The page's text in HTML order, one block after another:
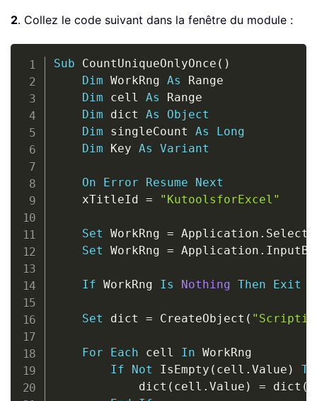
2. Collez le code suivant dans la fenêtre du module :
Sub CountUniqueOnlyOnce ( )
Dim WorkRng As Range
Dim cell As Range
Dim dict As
Object
Dim singleCount As
Long
Dim Key As Variant
On Error Resume
Next
    xTitleId
= "KutoolsforExcel"
Set WorkRng = Application .
Set WorkRng = Application .
If WorkRng Is Nothing Then Exit
Set dict = CreateObject (
For Each cell In WorkRng
If
Not IsEmpty ( cell . Value )
            dict
( cell . Value ) = dict (